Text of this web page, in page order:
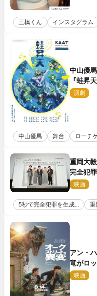
三橋くん インスタグラム
中山優
『蛙昇
演劇
中山優馬 舞台 ローチ
重岡大
完全犯
壇！ そ
映画
5秒で完全犯罪を生成... 重
アン・
竜がロ
変』新
映画